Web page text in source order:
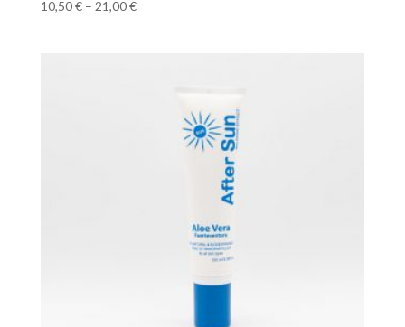
10,50€ – 21,00€Price